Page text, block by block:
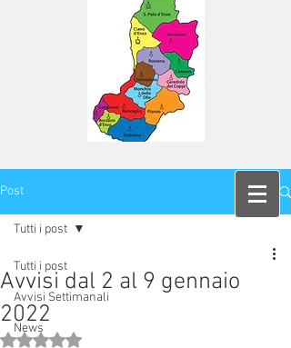
Post
Tutti i post
Avvisi Settimanali
News
Tutti i post
Avvisi dal 2 al 9 gennaio
2022
Valutazione NaN stelle su 5.